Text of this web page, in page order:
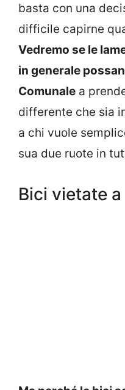
basta con una
difficile capirne
Vedremo se le
in generale
Comunale a
differente che sia
a chi vuole
sua due ruote in
Bici vietate